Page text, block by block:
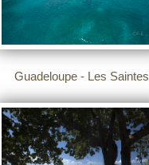
Guadeloupe - Les Saintes